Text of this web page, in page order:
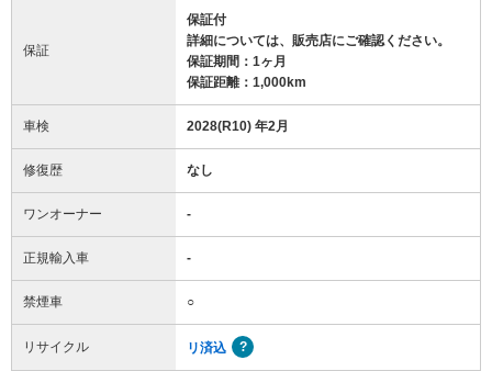
保証
保証付
詳細については、販売店にご確認ください。
保証期間：1ヶ月
保証距離：1,000km
車検 2028(R10) 年2月
修復歴 なし
ワンオーナー -
正規輸入車 -
禁煙車 ○
リサイクル リ済込